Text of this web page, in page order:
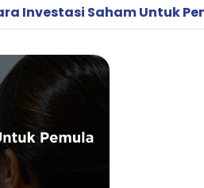
Investasi Saham Untuk